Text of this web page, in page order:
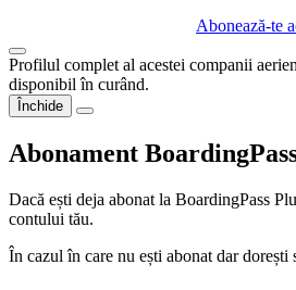
Abonează-te
Profilul complet al acestei companii
disponibil în curând.
Închide
Abonament
Dacă ești deja abonat la BoardingPass
contului tău.
În cazul în care nu ești abonat dar